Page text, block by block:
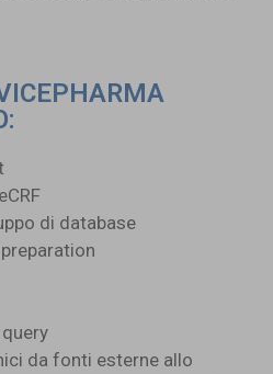
di database
da fonti esterne allo